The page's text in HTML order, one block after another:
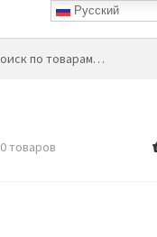
0 товаров
Русский